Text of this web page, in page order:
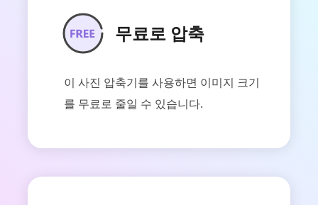
무료로 압축
이 사진 압축기를 사용하면 이미지 크기
를 무료로 줄일 수 있습니다.